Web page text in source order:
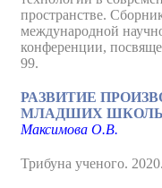
пространстве.
международной
конференции,
99.
РАЗВИТИЕ
МЛАДШИХ
Максимова О.В.
Трибуна ученого.